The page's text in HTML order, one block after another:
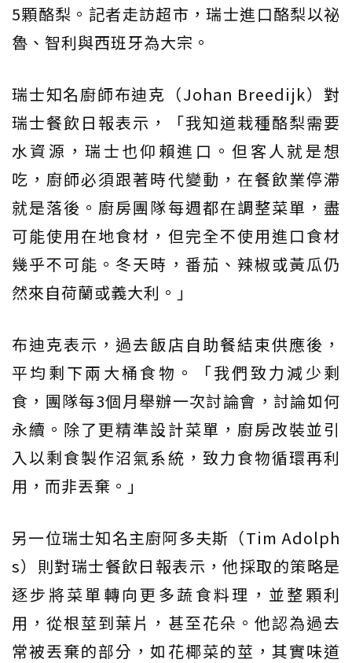
5顆酪梨。記者走訪超市，瑞士進口酪梨以祕
魯、智利與西班牙為大宗。
瑞士知名廚師布迪克（Johan Breedijk）對
瑞士餐飲日報表示，「我知道栽種酪梨需要
水資源，瑞士也仰賴進口。但客人就是想
吃，廚師必須跟著時代變動，在餐飲業停滯
就是落後。廚房團隊每週都在調整菜單，盡
可能使用在地食材，但完全不使用進口食材
幾乎不可能。冬天時，番茄、辣椒或黃瓜仍
然來自荷蘭或義大利。」
布迪克表示，過去飯店自助餐結束供應後，
平均剩下兩大桶食物。「我們致力減少剩
食，團隊每3個月舉辦一次討論會，討論如何
永續。除了更精準設計菜單，廚房改裝並引
入以剩食製作沼氣系統，致力食物循環再利
用，而非丟棄。」
另一位瑞士知名主廚阿多夫斯（Tim Adolph
s）則對瑞士餐飲日報表示，他採取的策略是
逐步將菜單轉向更多蔬食料理，並整顆利
用，從根莖到葉片，甚至花朵。他認為過去
常被丟棄的部分，如花椰菜的莖，其實味道